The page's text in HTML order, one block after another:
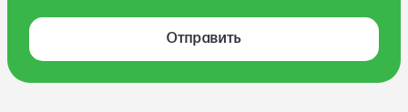
Отправить